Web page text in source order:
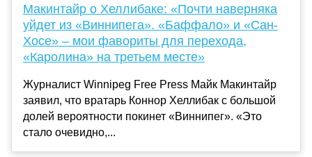
Макинтайр о Хеллибаке: «Почти наверняка
уйдет из «Виннипега». «Баффало» и «Сан-
Хосе» – мои фавориты для перехода,
«Каролина» на третьем месте»
Журналист Winnipeg Free Press Майк Макинтайр
заявил, что вратарь Коннор Хеллибак с большой
долей вероятности покинет «Виннипег». «Это
стало очевидно,...